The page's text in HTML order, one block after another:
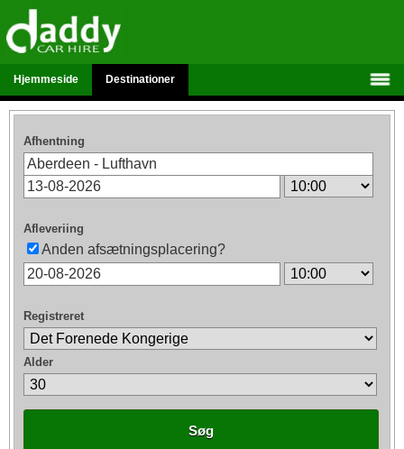
Hjemmeside Destinationer
Afhentning
Afleveriing
Anden afsætningsplacering?
Registreret
Alder
Søg